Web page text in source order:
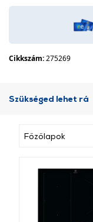
Cikkszám:275269
Szükséged lehet rá
Főzőlapok